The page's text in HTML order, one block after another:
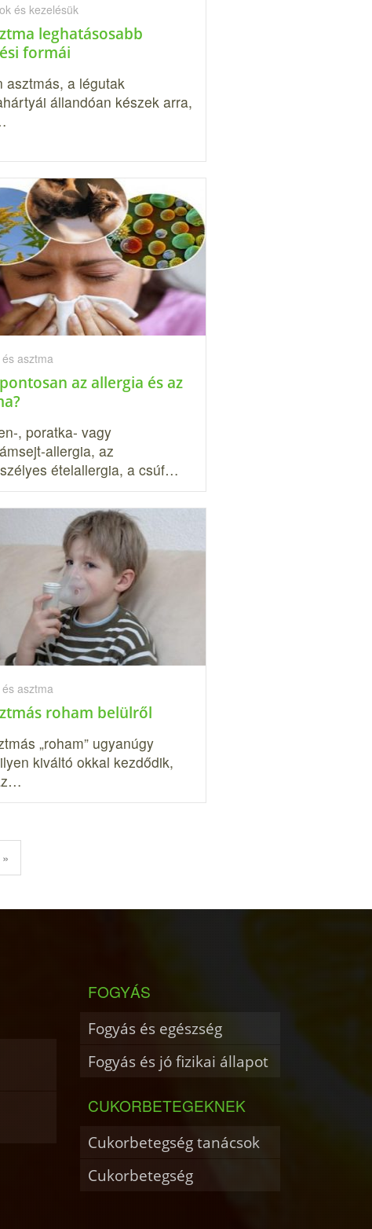
és kezelésük
leghatásosabb
formái
asztmás, a légutak
állandóan készek arra,
asztma
az allergia és az
, poratka- vagy
allergia, az
ételallergia, a csúf…
asztma
roham belülről
„roham” ugyanúgy
kiváltó okkal kezdődik,
»
FOGYÁS
Fogyás és egészség
Fogyás és jó fizikai állapot
CUKORBETEGEKNEK
Cukorbetegség tanácsok
Cukorbetegség